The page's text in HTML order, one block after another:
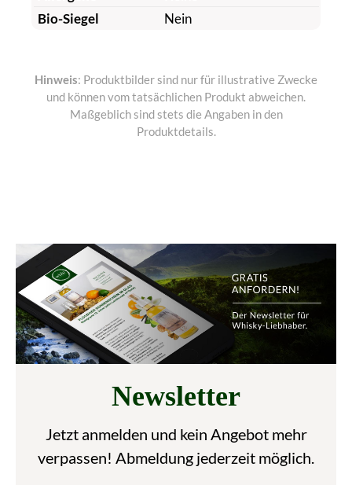
Bio-Siegel
Nein
Hinweis: Produktbilder sind nur für illustrative Zwecke
und können vom tatsächlichen Produkt abweichen.
Maßgeblich sind stets die Angaben in den
Produktdetails.
Newsletter
Jetzt anmelden und kein Angebot mehr
verpassen! Abmeldung jederzeit möglich.